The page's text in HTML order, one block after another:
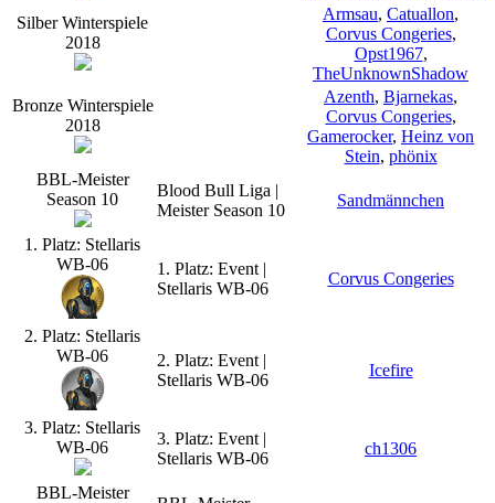
Silber Winterspiele
2018
Armsau, Catuallon,
Corvus Congeries,
Opst1967,
TheUnknownShadow
Bronze Winterspiele
2018
Azenth, Bjarnekas,
Corvus Congeries,
Gamerocker, Heinz von
Stein, phönix
BBL-Meister
Season 10
Blood Bull Liga |
Meister Season 10
Sandmännchen
1. Platz: Stellaris
WB-06
1. Platz: Event |
Stellaris WB-06
Corvus Congeries
2. Platz: Stellaris
WB-06
2. Platz: Event |
Stellaris WB-06
Icefire
3. Platz: Stellaris
WB-06
3. Platz: Event |
Stellaris WB-06
ch1306
BBL-Meister